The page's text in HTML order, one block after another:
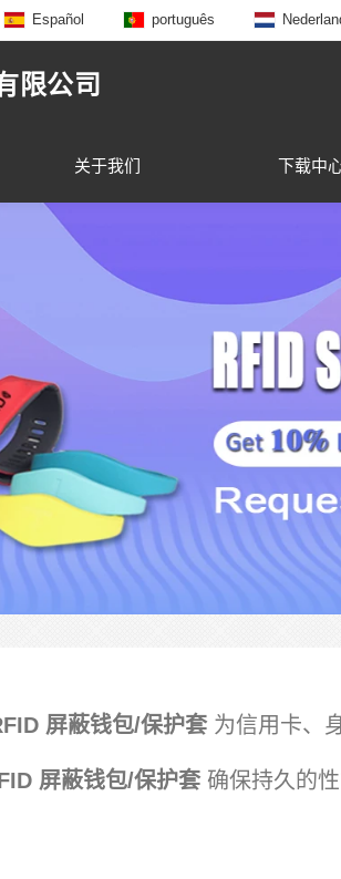
Español português
限公司
关于我们 下载中
屏蔽钱包/保护套为信用卡、
屏蔽钱包/保护套确保持久的性